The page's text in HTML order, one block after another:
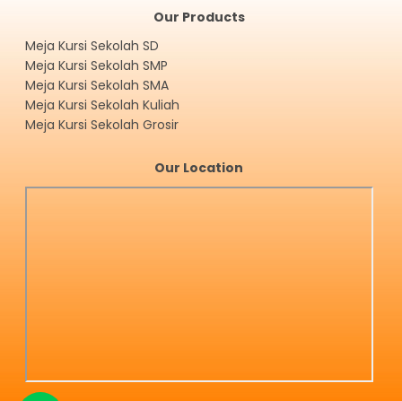
Our Products
Meja Kursi Sekolah SD
Meja Kursi Sekolah SMP
Meja Kursi Sekolah SMA
Meja Kursi Sekolah Kuliah
Meja Kursi Sekolah Grosir
Our Location